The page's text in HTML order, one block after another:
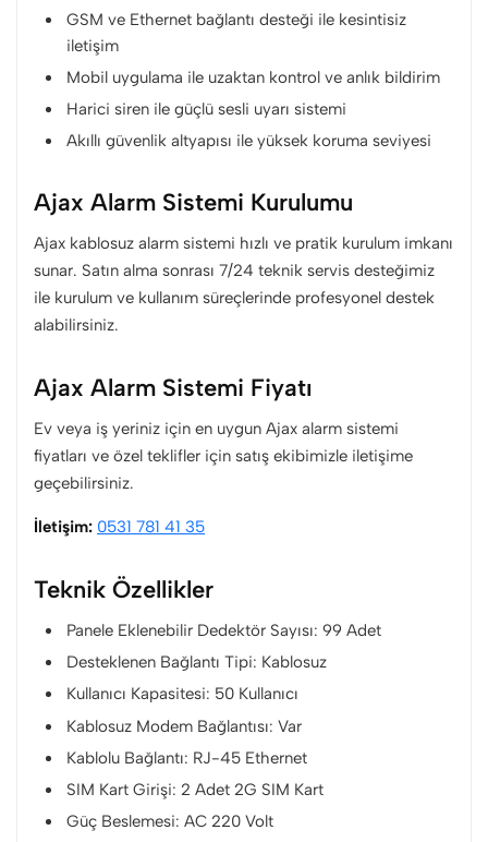
GSM ve Ethernet bağlantı desteği ile kesintisiz
iletişim
Mobil uygulama ile uzaktan kontrol ve anlık bildirim
Harici siren ile güçlü sesli uyarı sistemi
Akıllı güvenlik altyapısı ile yüksek koruma seviyesi
Ajax Alarm Sistemi Kurulumu
Ajax kablosuz alarm sistemi hızlı ve pratik kurulum imkanı
sunar. Satın alma sonrası 7/24 teknik servis desteğimiz
ile kurulum ve kullanım süreçlerinde profesyonel destek
alabilirsiniz.
Ajax Alarm Sistemi Fiyatı
Ev veya iş yeriniz için en uygun Ajax alarm sistemi
fiyatları ve özel teklifler için satış ekibimizle iletişime
geçebilirsiniz.
İletişim: 0531 781 41 35
Teknik Özellikler
Panele Eklenebilir Dedektör Sayısı: 99 Adet
Desteklenen Bağlantı Tipi: Kablosuz
Kullanıcı Kapasitesi: 50 Kullanıcı
Kablosuz Modem Bağlantısı: Var
Kablolu Bağlantı: RJ-45 Ethernet
SIM Kart Girişi: 2 Adet 2G SIM Kart
Güç Beslemesi: AC 220 Volt